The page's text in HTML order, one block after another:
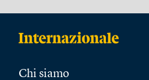
Chi siamo